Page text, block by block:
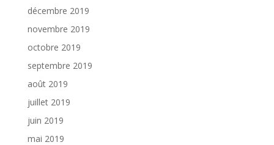
décembre 2019
novembre 2019
octobre 2019
septembre 2019
août 2019
juillet 2019
juin 2019
mai 2019